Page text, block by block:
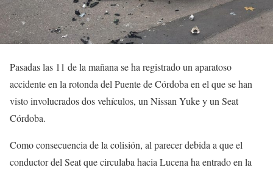
Pasadas las 11 de la mañana se ha registrado un aparatoso
accidente en la rotonda del Puente de Córdoba en el que se han
visto involucrados dos vehículos, un Nissan Yuke y un Seat
Córdoba.
Como consecuencia de la colisión, al parecer debida a que el
conductor del Seat que circulaba hacia Lucena ha entrado en la